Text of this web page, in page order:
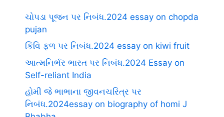
ચોપડા પૂજન પર નિબંધ.2024 essay on chopda
pujan
કિવિ ફળ પર નિબંધ.2024 essay on kiwi fruit
આત્મનિર્ભર ભારત પર નિબંધ.2024 Essay on
Self-reliant India
હોમી જે ભાભાના જીવનચરિત્ર પર
નિબંધ.2024essay on biography of homi J